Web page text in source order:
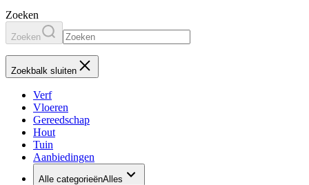
Zoeken
Zoeken
Zoekbalk sluiten
Verf
Vloeren
Gereedschap
Hout
Tuin
Aanbiedingen
Alle categorieënAlles